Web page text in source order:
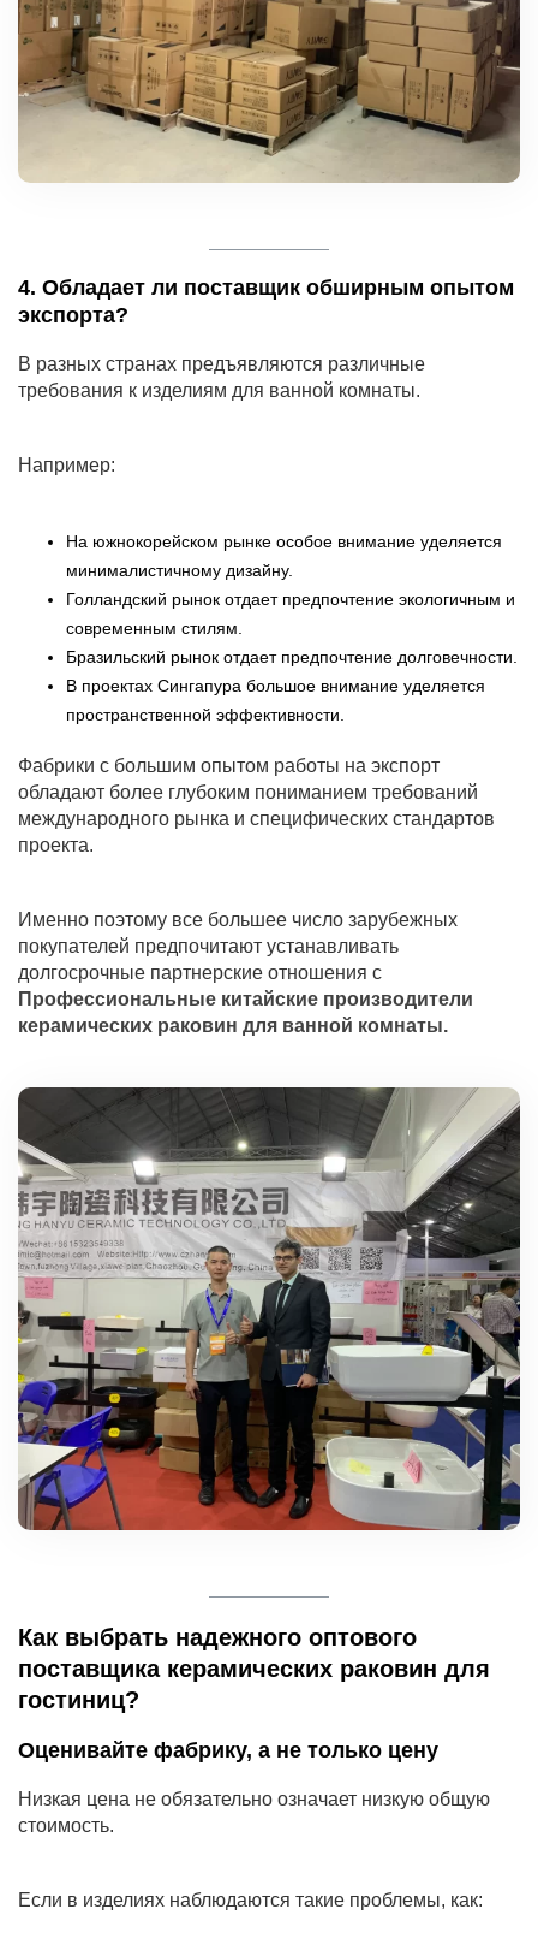
4. Обладает ли поставщик обширным опытом
экспорта?
В разных странах предъявляются различные
требования к изделиям для ванной комнаты.
Например:
На южнокорейском рынке особое внимание уделяется
минималистичному дизайну.
Голландский рынок отдает предпочтение экологичным и
современным стилям.
Бразильский рынок отдает предпочтение долговечности.
В проектах Сингапура большое внимание уделяется
пространственной эффективности.
Фабрики с большим опытом работы на экспорт
обладают более глубоким пониманием требований
международного рынка и специфических стандартов
проекта.
Именно поэтому все большее число зарубежных
покупателей предпочитают устанавливать
долгосрочные партнерские отношения с
Профессиональные китайские производители
керамических раковин для ванной комнаты.
Как выбрать надежного оптового
поставщика керамических раковин для
гостиниц?
Оценивайте фабрику, а не только цену
Низкая цена не обязательно означает низкую общую
стоимость.
Если в изделиях наблюдаются такие проблемы, как: